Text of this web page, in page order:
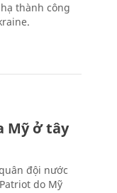
thành công
Mỹ ở tây
đội nước
do Mỹ